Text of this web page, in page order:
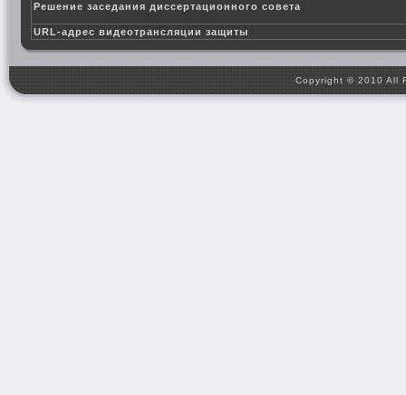
Решение заседания диссертационного совета
URL-адрес видеотрансляции защиты
Copyright © 2010 All